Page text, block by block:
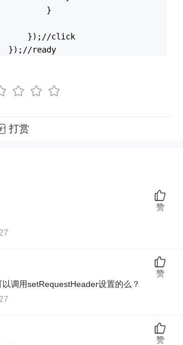
}
});//click
});//ready
打赏
赞
调用setRequestHeader设置的么？
赞
赞